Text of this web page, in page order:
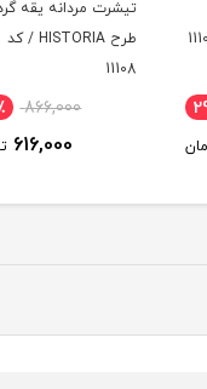
تیشرت مردانه یقه گرد
طرح HISTORIA / کد
866,000 29٪
616,000 تومان